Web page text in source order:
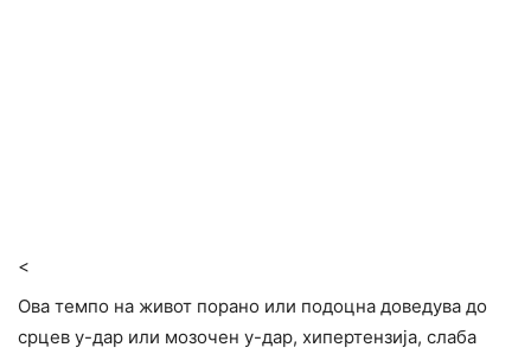
<
Ова темпо на живот порано или подоцна доведува до
срцев у-дар или мозочен у-дар, хипертензија, слаба